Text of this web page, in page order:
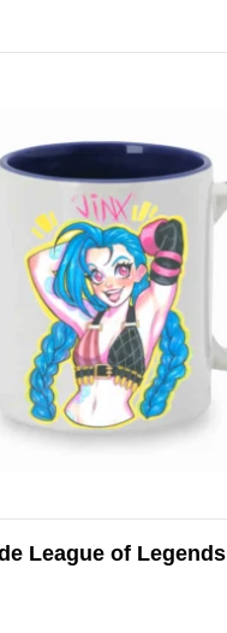
League of Legends